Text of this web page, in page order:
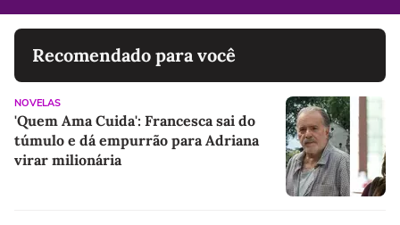
Recomendado para você
NOVELAS
'Quem Ama Cuida': Francesca sai do
túmulo e dá empurrão para Adriana
virar milionária